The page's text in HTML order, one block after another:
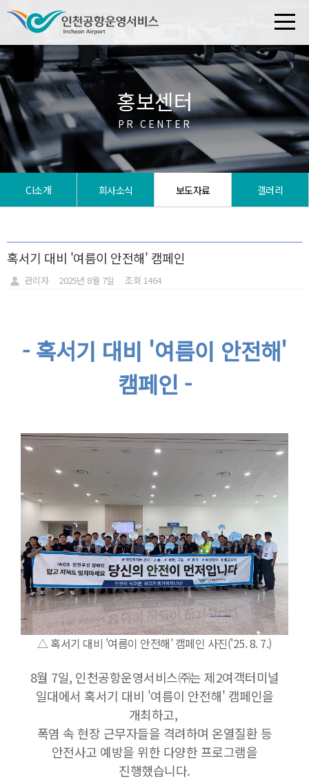
CI소개 회사소식 보도자료 갤러리
홍보센터
PR CENTER
혹서기 대비 '여름이 안전해' 캠페인
관리자 2025년 8월 7일 조회 1464
- 혹서기 대비 '여름이 안전해'
캠페인 -
△ 혹서기 대비 '여름이 안전해' 캠페인 사진('25. 8. 7.)
8월 7일, 인천공항운영서비스㈜는 제2여객터미널
일대에서 혹서기 대비 '여름이 안전해' 캠페인을
개최하고,
폭염 속 현장 근무자들을 격려하며 온열질환 등
안전사고 예방을 위한 다양한 프로그램을
진행했습니다.